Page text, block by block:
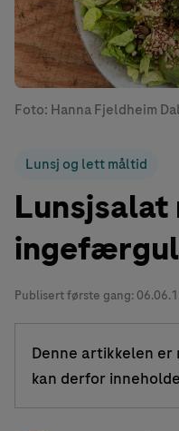
Foto: Hanna Fjeldheim
Lunsj og lett måltid
Lunsjsalat
Publisert første gang:
Denne artikkelen er
kan derfor